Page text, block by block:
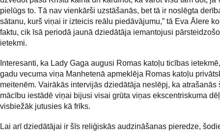
pielūgs to. Tā nav vienkārši uzstāšanās, bet tā ir noslēgta
sātanu, kurš viņai ir izteicis reālu piedāvājumu,” tā Eva Ālere
faktu, cik īsā periodā jaunā dziedātāja iemantojusi
ietekmi.
Interesanti, ka Lady Gaga augusi Romas katoļu ticības
gadu vecuma viņa Manhetenā apmeklēja Romas katoļu
meitenēm. Vairākās intervijās dziedātāja neslēpj, ka atrašanās
mācību iestādē viņai bijusi visai grūta viņas ekscentriskuma
visbiežāk jutusies kā frīks.
Lai arī dziedātājai ir šīs reliģiskās audzināšanas pieredze,